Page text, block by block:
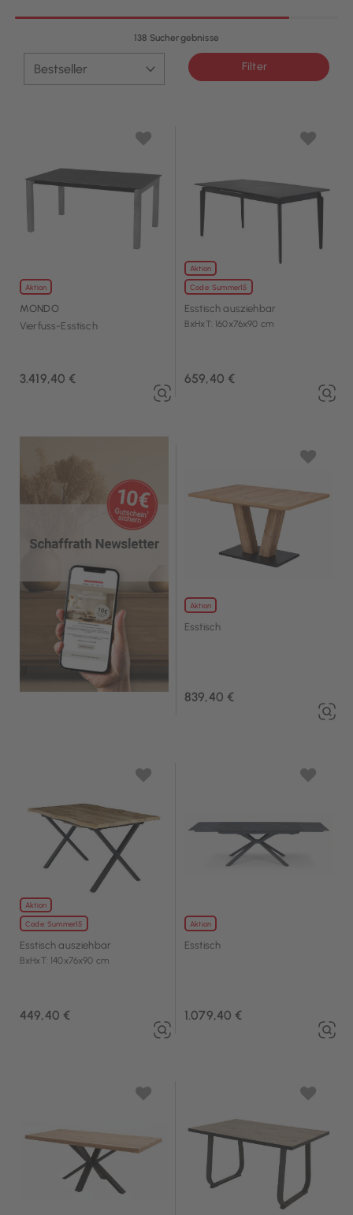
138 Suchergebnisse
Filter
Aktion
MONDO
Vierfuss-Esstisch
3.419,40 €
Aktion
Code: Summer15
Esstisch ausziehbar
BxHxT: 160x76x90 cm
659,40 €
Aktion
Esstisch
839,40 €
Aktion
Code: Summer15
Esstisch ausziehbar
BxHxT: 140x76x90 cm
449,40 €
Aktion
Esstisch
1.079,40 €